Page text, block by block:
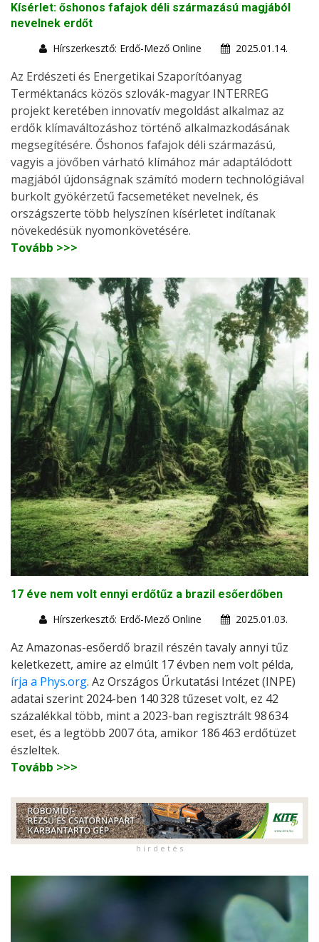
Kísérlet: őshonos fafajok déli származású magjából
nevelnek erdőt
Hírszerkesztő: Erdő-Mező Online
2025.01.14.
Az Erdészeti és Energetikai Szaporítóanyag
Terméktanács közös szlovák-magyar INTERREG
projekt keretében innovatív megoldást alkalmaz az
erdők klímaváltozáshoz történő alkalmazkodásának
megsegítésére. Őshonos fafajok déli származású,
vagyis a jövőben várható klímához már adaptálódott
magjából újdonságnak számító modern technológiával
burkolt gyökérzetű facsemetéket nevelnek, és
országszerte több helyszínen kísérletet indítanak
növekedésük nyomonkövetésére.
Tovább >>>
17 éve nem volt ennyi erdőtűz a brazil esőerdőben
Hírszerkesztő: Erdő-Mező Online
2025.01.03.
Az Amazonas-esőerdő brazil részén tavaly annyi tűz
keletkezett, amire az elmúlt 17 évben nem volt példa,
írja a Phys.org. Az Országos Űrkutatási Intézet (INPE)
adatai szerint 2024-ben 140 328 tűzeset volt, ez 42
százalékkal több, mint a 2023-ban regisztrált 98 634
eset, és a legtöbb 2007 óta, amikor 186 463 erdőtüzet
észleltek.
Tovább >>>
h i r d e t é s